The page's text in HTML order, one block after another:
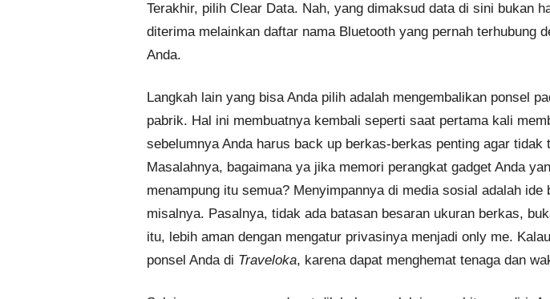
Terakhir, pilih Clear Data. Nah, yang dimaksud data di sini bukan
diterima melainkan daftar nama Bluetooth yang pernah terhubung
Anda.
Langkah lain yang bisa Anda pilih adalah mengembalikan ponsel
pabrik. Hal ini membuatnya kembali seperti saat pertama kali
sebelumnya Anda harus back up berkas-berkas penting agar tidak
Masalahnya, bagaimana ya jika memori perangkat gadget Anda
menampung itu semua? Menyimpannya di media sosial adalah ide
misalnya. Pasalnya, tidak ada batasan besaran ukuran berkas,
itu, lebih aman dengan mengatur privasinya menjadi only me.
ponsel Anda di Traveloka, karena dapat menghemat tenaga dan